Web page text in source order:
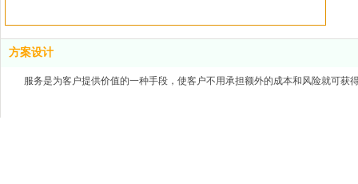
方案设计
服务是为客户提供价值的一种手段，使客户不用承担额外的成本和风险就可获